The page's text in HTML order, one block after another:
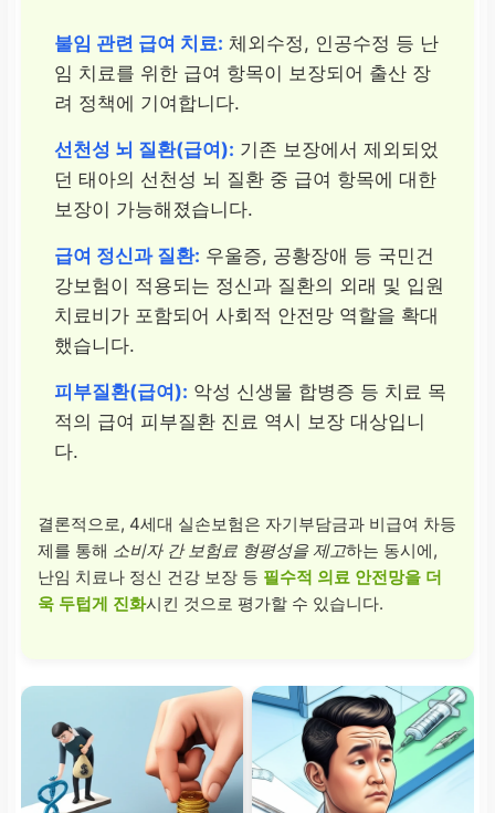
불임 관련 급여 치료: 체외수정, 인공수정 등 난
임 치료를 위한 급여 항목이 보장되어 출산 장
려 정책에 기여합니다.
선천성 뇌 질환(급여): 기존 보장에서 제외되었
던 태아의 선천성 뇌 질환 중 급여 항목에 대한
보장이 가능해졌습니다.
급여 정신과 질환: 우울증, 공황장애 등 국민건
강보험이 적용되는 정신과 질환의 외래 및 입원
치료비가 포함되어 사회적 안전망 역할을 확대
했습니다.
피부질환(급여): 악성 신생물 합병증 등 치료 목
적의 급여 피부질환 진료 역시 보장 대상입니
다.
결론적으로, 4세대 실손보험은 자기부담금과 비급여 차등
제를 통해 소비자 간 보험료 형평성을 제고하는 동시에,
난임 치료나 정신 건강 보장 등 필수적 의료 안전망을 더
욱 두텁게 진화시킨 것으로 평가할 수 있습니다.